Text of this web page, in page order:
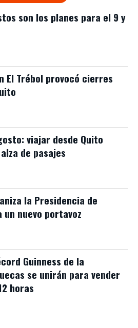
son los planes para el 9 y
El Trébol provocó cierres
viajar desde Quito
de pasajes
la Presidencia de
un nuevo portavoz
Guinness de la
se unirán para vender
horas